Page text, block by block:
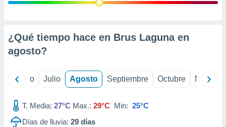
e
mediante
publicidad
de
¿Qué tiempo hace en Brus Laguna en
agosto?
Junio Julio Agosto Septiembre Octubre
T. Media: 27°C Max.: 29°C Min: 25°C
Días de lluvia: 29 días